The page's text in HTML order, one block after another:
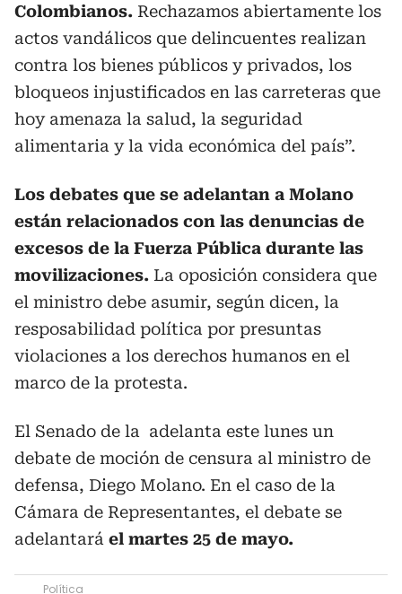
Colombianos. Rechazamos abiertamente los
actos vandálicos que delincuentes realizan
contra los bienes públicos y privados, los
bloqueos injustificados en las carreteras que
hoy amenaza la salud, la seguridad
alimentaria y la vida económica del país”.
Los debates que se adelantan a Molano
están relacionados con las denuncias de
excesos de la Fuerza Pública durante las
movilizaciones. La oposición considera que
el ministro debe asumir, según dicen, la
resposabilidad política por presuntas
violaciones a los derechos humanos en el
marco de la protesta.
El Senado de la adelanta este lunes un
debate de moción de censura al ministro de
defensa, Diego Molano. En el caso de la
Cámara de Representantes, el debate se
adelantará el martes 25 de mayo.
Política